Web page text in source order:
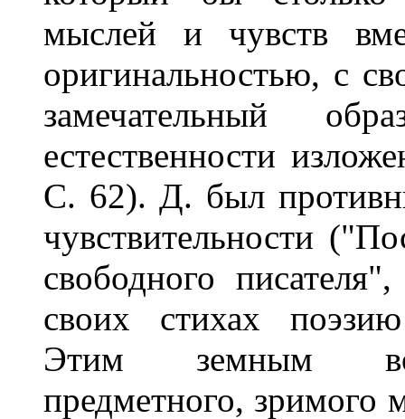
мыслей и чувств
оригинальностью, с
замечательный
естественности
С. 62). Д. был
чувствительности
свободного
своих стихах
Этим земным
предметного, зримого